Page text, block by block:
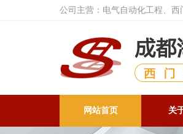
公司主营：电气自动化工程、
网站首页 关